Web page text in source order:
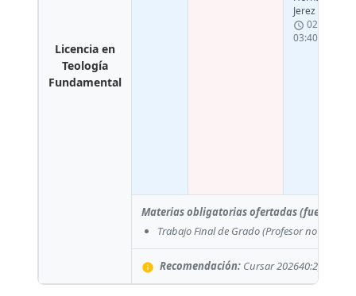
Licencia en
Teología
Fundamental
Jerez
schedule 02:00 PM -
03:40 PM
Materias obligatorias ofertadas (fuera del
Trabajo Final de Grado(Profesor no
info Recomendación: Cursar 202640:2,